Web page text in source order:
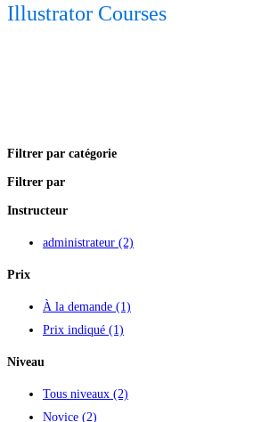
Illustrator Courses
Filtrer par catégorie
Filtrer par
Instructeur
administrateur (2)
Prix
À la demande (1)
Prix indiqué (1)
Niveau
Tous niveaux (2)
Novice (2)